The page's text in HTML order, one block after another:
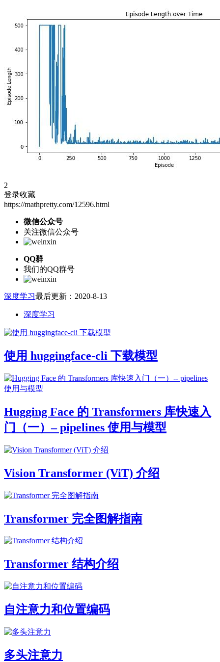
2
登录收藏
https://mathpretty.com/12596.html
微信公众号
关注微信公众号
QQ群
我们的QQ群号
深度学习最后更新：2020-8-13
深度学习
使用 huggingface-cli 下载模型
Hugging Face 的 Transformers 库快速入
门（一）– pipelines 使用与模型
Vision Transformer (ViT) 介绍
Transformer 完全图解指南
Transformer 结构介绍
自注意力和位置编码
多头注意力